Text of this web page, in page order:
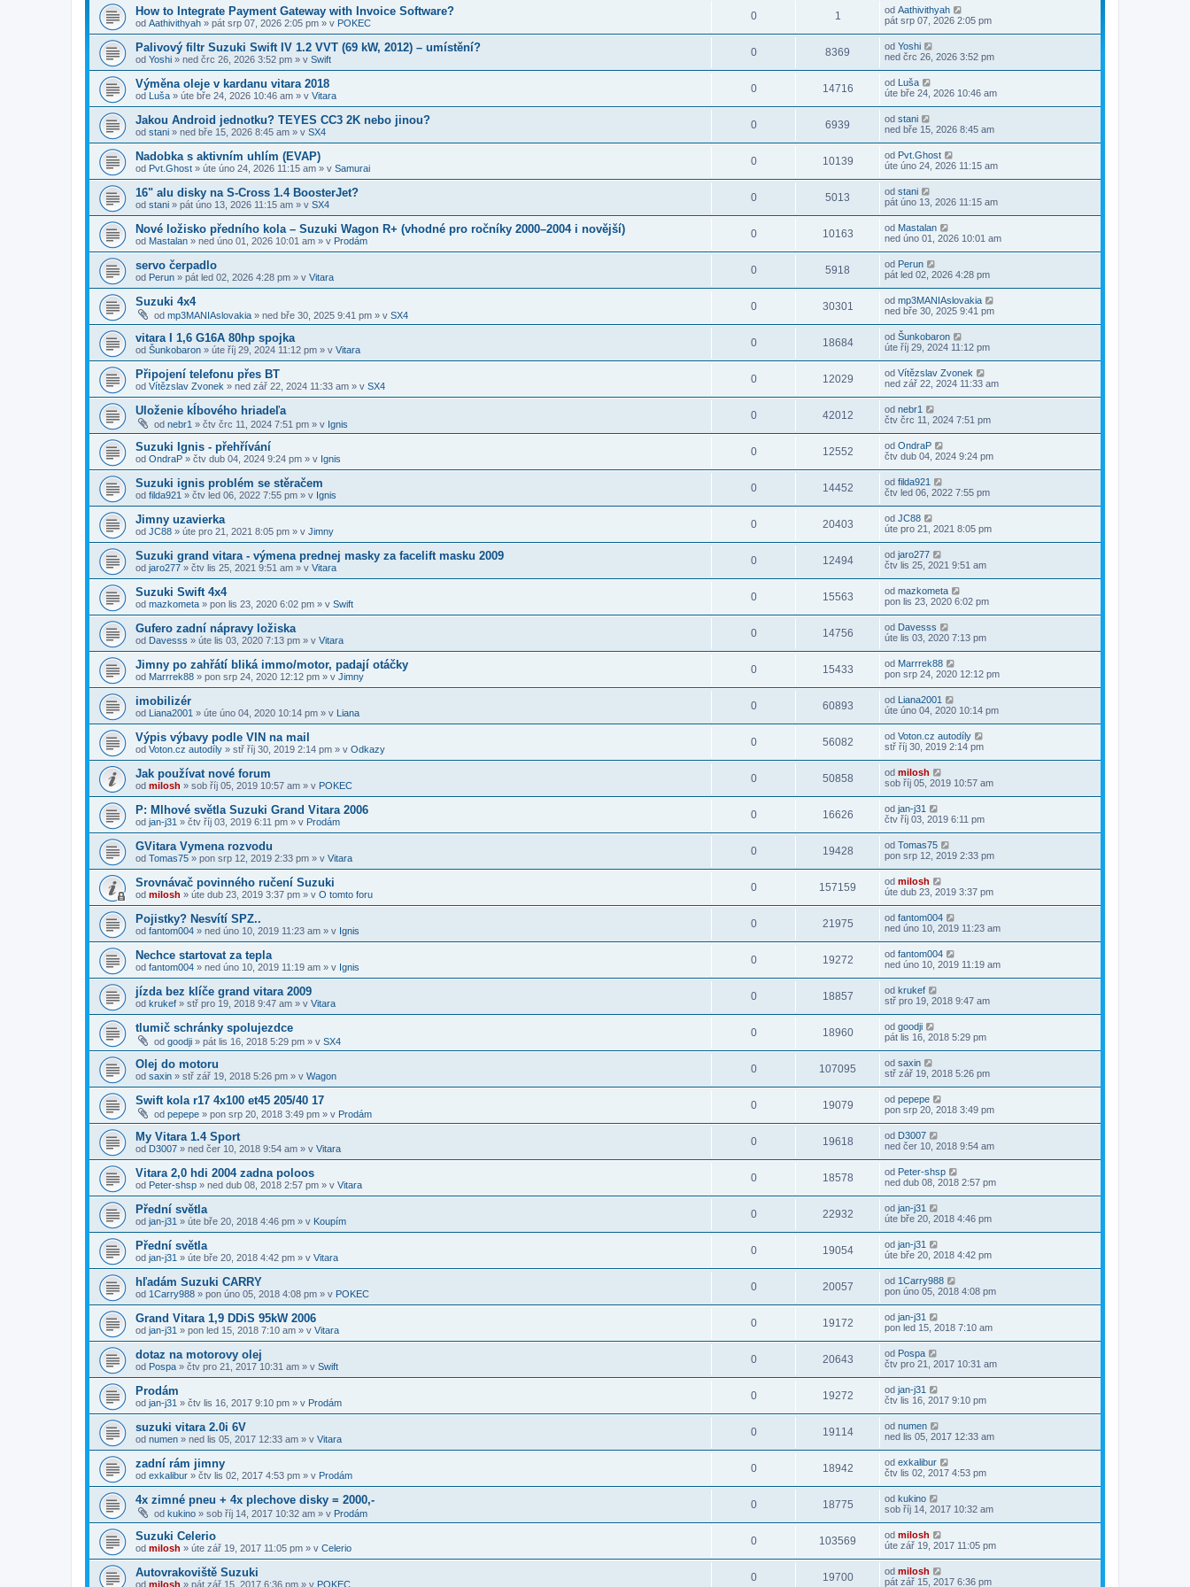
How to Integrate Payment Gateway with Invoice Software?
od Aathivithyah » pát srp 07, 2026 2:05 pm » v POKEC
0 1 od Aathivithyah
pát srp 07, 2026 2:05 pm
Palivový filtr Suzuki Swift IV 1.2 VVT (69 kW, 2012) – umístění?
od Yoshi » ned črc 26, 2026 3:52 pm » v Swift
0 8369 od Yoshi
ned črc 26, 2026 3:52 pm
Výměna oleje v kardanu vitara 2018
od Luša » úte bře 24, 2026 10:46 am » v Vitara
0 14716 od Luša
úte bře 24, 2026 10:46 am
Jakou Android jednotku? TEYES CC3 2K nebo jinou?
od stani » ned bře 15, 2026 8:45 am » v SX4
0 6939 od stani
ned bře 15, 2026 8:45 am
Nadobka s aktivním uhlím (EVAP)
od Pvt.Ghost » úte úno 24, 2026 11:15 am » v Samurai
0 10139 od Pvt.Ghost
úte úno 24, 2026 11:15 am
16" alu disky na S-Cross 1.4 BoosterJet?
od stani » pát úno 13, 2026 11:15 am » v SX4
0 5013 od stani
pát úno 13, 2026 11:15 am
​Nové ložisko předního kola – Suzuki Wagon R+ (vhodné pro ročníky 2000–2004 i novější)
od Mastalan » ned úno 01, 2026 10:01 am » v Prodám
0 10163 od Mastalan
ned úno 01, 2026 10:01 am
servo čerpadlo
od Perun » pát led 02, 2026 4:28 pm » v Vitara
0 5918 od Perun
pát led 02, 2026 4:28 pm
Suzuki 4x4
od mp3MANIAslovakia » ned bře 30, 2025 9:41 pm » v SX4
0 30301 od mp3MANIAslovakia
ned bře 30, 2025 9:41 pm
vitara I 1,6 G16A 80hp spojka
od Šunkobaron » úte říj 29, 2024 11:12 pm » v Vitara
0 18684 od Šunkobaron
úte říj 29, 2024 11:12 pm
Připojení telefonu přes BT
od Vítězslav Zvonek » ned zář 22, 2024 11:33 am » v SX4
0 12029 od Vítězslav Zvonek
ned zář 22, 2024 11:33 am
Uloženie kĺbového hriadeľa
od nebr1 » čtv črc 11, 2024 7:51 pm » v Ignis
0 42012 od nebr1
čtv črc 11, 2024 7:51 pm
Suzuki Ignis - přehřívání
od OndraP » čtv dub 04, 2024 9:24 pm » v Ignis
0 12552 od OndraP
čtv dub 04, 2024 9:24 pm
Suzuki ignis problém se stěračem
od filda921 » čtv led 06, 2022 7:55 pm » v Ignis
0 14452 od filda921
čtv led 06, 2022 7:55 pm
Jimny uzavierka
od JC88 » úte pro 21, 2021 8:05 pm » v Jimny
0 20403 od JC88
úte pro 21, 2021 8:05 pm
Suzuki grand vitara - výmena prednej masky za facelift masku 2009
od jaro277 » čtv lis 25, 2021 9:51 am » v Vitara
0 12494 od jaro277
čtv lis 25, 2021 9:51 am
Suzuki Swift 4x4
od mazkometa » pon lis 23, 2020 6:02 pm » v Swift
0 15563 od mazkometa
pon lis 23, 2020 6:02 pm
Gufero zadní nápravy ložiska
od Davesss » úte lis 03, 2020 7:13 pm » v Vitara
0 14756 od Davesss
úte lis 03, 2020 7:13 pm
Jimny po zahřátí bliká immo/motor, padají otáčky
od Marrrek88 » pon srp 24, 2020 12:12 pm » v Jimny
0 15433 od Marrrek88
pon srp 24, 2020 12:12 pm
imobilizér
od Liana2001 » úte úno 04, 2020 10:14 pm » v Liana
0 60893 od Liana2001
úte úno 04, 2020 10:14 pm
Výpis výbavy podle VIN na mail
od Voton.cz autodíly » stř říj 30, 2019 2:14 pm » v Odkazy
0 56082 od Voton.cz autodíly
stř říj 30, 2019 2:14 pm
Jak používat nové forum
od milosh » sob říj 05, 2019 10:57 am » v POKEC
0 50858 od milosh
sob říj 05, 2019 10:57 am
P: Mlhové světla Suzuki Grand Vitara 2006
od jan-j31 » čtv říj 03, 2019 6:11 pm » v Prodám
0 16626 od jan-j31
čtv říj 03, 2019 6:11 pm
GVitara Vymena rozvodu
od Tomas75 » pon srp 12, 2019 2:33 pm » v Vitara
0 19428 od Tomas75
pon srp 12, 2019 2:33 pm
Srovnávač povinného ručení Suzuki
od milosh » úte dub 23, 2019 3:37 pm » v O tomto foru
0 157159 od milosh
úte dub 23, 2019 3:37 pm
Pojistky? Nesvítí SPZ..
od fantom004 » ned úno 10, 2019 11:23 am » v Ignis
0 21975 od fantom004
ned úno 10, 2019 11:23 am
Nechce startovat za tepla
od fantom004 » ned úno 10, 2019 11:19 am » v Ignis
0 19272 od fantom004
ned úno 10, 2019 11:19 am
jízda bez klíče grand vitara 2009
od krukef » stř pro 19, 2018 9:47 am » v Vitara
0 18857 od krukef
stř pro 19, 2018 9:47 am
tlumič schránky spolujezdce
od goodji » pát lis 16, 2018 5:29 pm » v SX4
0 18960 od goodji
pát lis 16, 2018 5:29 pm
Olej do motoru
od saxin » stř zář 19, 2018 5:26 pm » v Wagon
0 107095 od saxin
stř zář 19, 2018 5:26 pm
Swift kola r17 4x100 et45 205/40 17
od pepepe » pon srp 20, 2018 3:49 pm » v Prodám
0 19079 od pepepe
pon srp 20, 2018 3:49 pm
My Vitara 1.4 Sport
od D3007 » ned čer 10, 2018 9:54 am » v Vitara
0 19618 od D3007
ned čer 10, 2018 9:54 am
Vitara 2,0 hdi 2004 zadna poloos
od Peter-shsp » ned dub 08, 2018 2:57 pm » v Vitara
0 18578 od Peter-shsp
ned dub 08, 2018 2:57 pm
Přední světla
od jan-j31 » úte bře 20, 2018 4:46 pm » v Koupím
0 22932 od jan-j31
úte bře 20, 2018 4:46 pm
Přední světla
od jan-j31 » úte bře 20, 2018 4:42 pm » v Vitara
0 19054 od jan-j31
úte bře 20, 2018 4:42 pm
hľadám Suzuki CARRY
od 1Carry988 » pon úno 05, 2018 4:08 pm » v POKEC
0 20057 od 1Carry988
pon úno 05, 2018 4:08 pm
Grand Vitara 1,9 DDiS 95kW 2006
od jan-j31 » pon led 15, 2018 7:10 am » v Vitara
0 19172 od jan-j31
pon led 15, 2018 7:10 am
dotaz na motorovy olej
od Pospa » čtv pro 21, 2017 10:31 am » v Swift
0 20643 od Pospa
čtv pro 21, 2017 10:31 am
Prodám
od jan-j31 » čtv lis 16, 2017 9:10 pm » v Prodám
0 19272 od jan-j31
čtv lis 16, 2017 9:10 pm
suzuki vitara 2.0i 6V
od numen » ned lis 05, 2017 12:33 am » v Vitara
0 19114 od numen
ned lis 05, 2017 12:33 am
zadní rám jimny
od exkalibur » čtv lis 02, 2017 4:53 pm » v Prodám
0 18942 od exkalibur
čtv lis 02, 2017 4:53 pm
4x zimné pneu + 4x plechove disky = 2000,-
od kukino » sob říj 14, 2017 10:32 am » v Prodám
0 18775 od kukino
sob říj 14, 2017 10:32 am
Suzuki Celerio
od milosh » úte zář 19, 2017 11:05 pm » v Celerio
0 103569 od milosh
úte zář 19, 2017 11:05 pm
Autovrakoviště Suzuki
od milosh » pát zář 15, 2017 6:36 pm » v POKEC
0 19700 od milosh
pát zář 15, 2017 6:36 pm